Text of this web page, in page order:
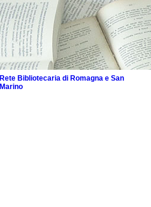
Rete Bibliotecaria di Romagna e San
Marino